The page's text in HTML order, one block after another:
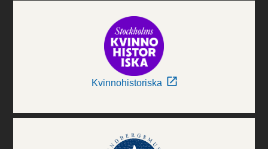
Kvinnohistoriska